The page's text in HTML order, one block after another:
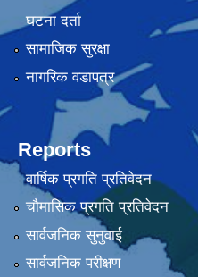
घटना दर्ता
सामाजिक सुरक्षा
नागरिक वडापत्र
Reports
वार्षिक प्रगति प्रतिवेदन
चौमासिक प्रगति प्रतिवेदन
सार्वजनिक सुनुवाई
सार्वजनिक परीक्षण